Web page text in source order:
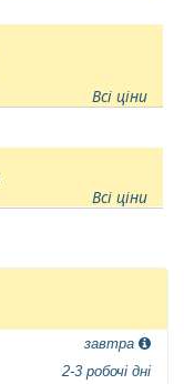
Всі ціни
Всі ціни
завтра
2-3 робочі дні